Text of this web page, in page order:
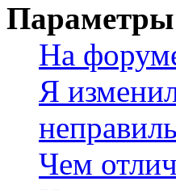
Параметры
На
Я
Чем